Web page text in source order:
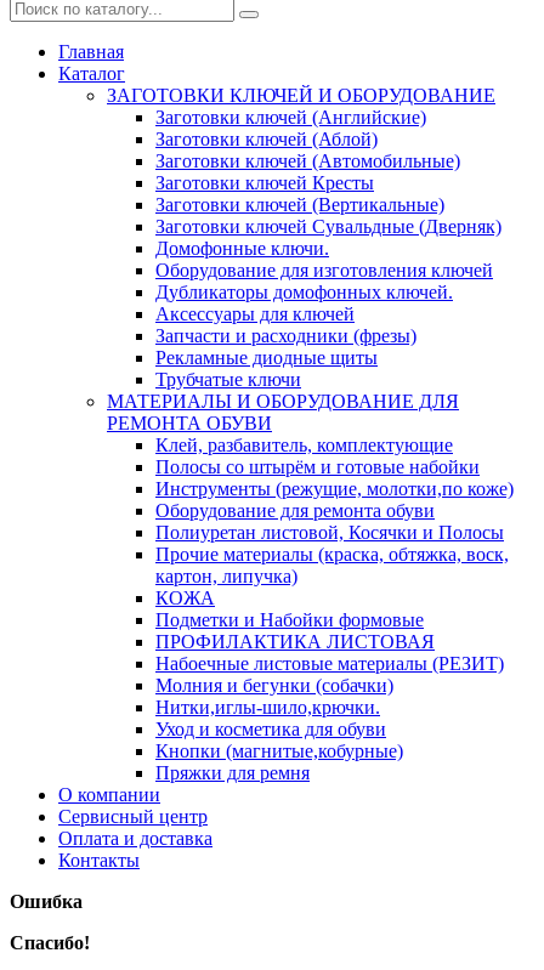
Главная
Каталог
ЗАГОТОВКИ КЛЮЧЕЙ И ОБОРУДОВАНИЕ
Заготовки ключей (Английские)
Заготовки ключей (Аблой)
Заготовки ключей (Автомобильные)
Заготовки ключей Кресты
Заготовки ключей (Вертикальные)
Заготовки ключей Сувальдные (Дверняк)
Домофонные ключи.
Оборудование для изготовления ключей
Дубликаторы домофонных ключей.
Аксессуары для ключей
Запчасти и расходники (фрезы)
Рекламные диодные щиты
Трубчатые ключи
МАТЕРИАЛЫ И ОБОРУДОВАНИЕ ДЛЯ
РЕМОНТА ОБУВИ
Клей, разбавитель, комплектующие
Полосы со штырём и готовые набойки
Инструменты (режущие, молотки,по коже)
Оборудование для ремонта обуви
Полиуретан листовой, Косячки и Полосы
Прочие материалы (краска, обтяжка, воск,
картон, липучка)
КОЖА
Подметки и Набойки формовые
ПРОФИЛАКТИКА ЛИСТОВАЯ
Набоечные листовые материалы (РЕЗИТ)
Молния и бегунки (собачки)
Нитки,иглы-шило,крючки.
Уход и косметика для обуви
Кнопки (магнитые,кобурные)
Пряжки для ремня
О компании
Сервисный центр
Оплата и доставка
Контакты
Ошибка
Спасибо!